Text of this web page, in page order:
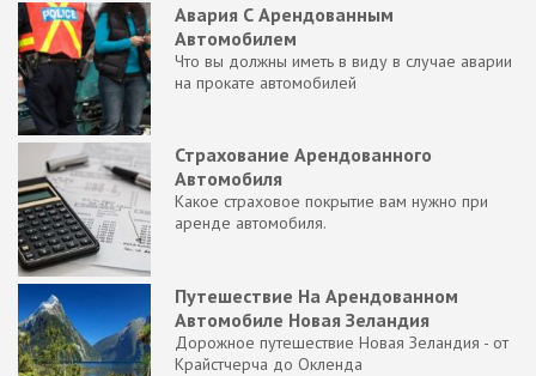
Авария С Арендованным
Автомобилем
Что вы должны иметь в виду в случае аварии
на прокате автомобилей
Страхование Арендованного
Автомобиля
Какое страховое покрытие вам нужно при
аренде автомобиля.
Путешествие На Арендованном
Автомобиле Новая Зеландия
Дорожное путешествие Новая Зеландия - от
Крайстчерча до Окленда